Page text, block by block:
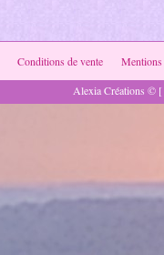
Conditions de vente
Mentions
Alexia Créations ©